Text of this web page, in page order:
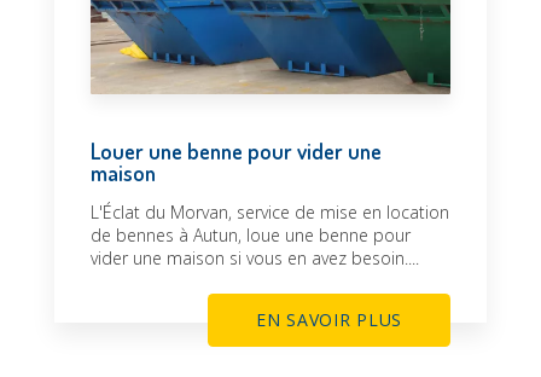
Louer une benne pour vider une
maison
L'Éclat du Morvan, service de mise en location
de bennes à Autun, loue une benne pour
vider une maison si vous en avez besoin....
EN SAVOIR PLUS